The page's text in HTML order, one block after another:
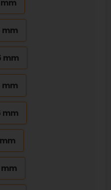
mm
mm
mm
mm
mm
mm